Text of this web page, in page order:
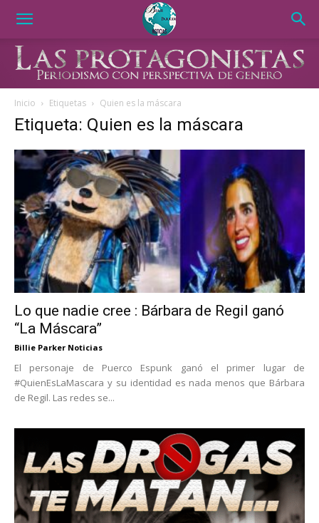
Inicio Etiquetas Quien es la máscara
Etiqueta: Quien es la máscara
Lo que nadie cree : Bárbara de Regil ganó
“La Máscara”
Billie Parker Noticias
El personaje de Puerco Espunk ganó el primer lugar de
#QuienEsLaMascara y su identidad es nada menos que Bárbara
de Regil. Las redes se...